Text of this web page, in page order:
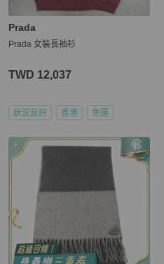
Prada
Prada 女裝長袖衫
TWD 12,037
狀況良好 香港 免運